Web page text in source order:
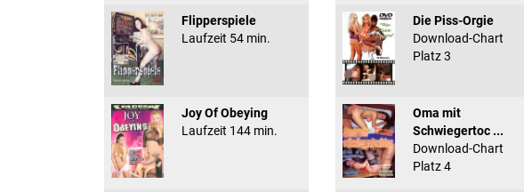
Flipperspiele
Laufzeit 54 min.
Joy Of Obeying
Laufzeit 144 min.
Die Piss-Orgie
Download-Chart
Platz 3
Oma mit
Schwiegertoc ...
Download-Chart
Platz 4